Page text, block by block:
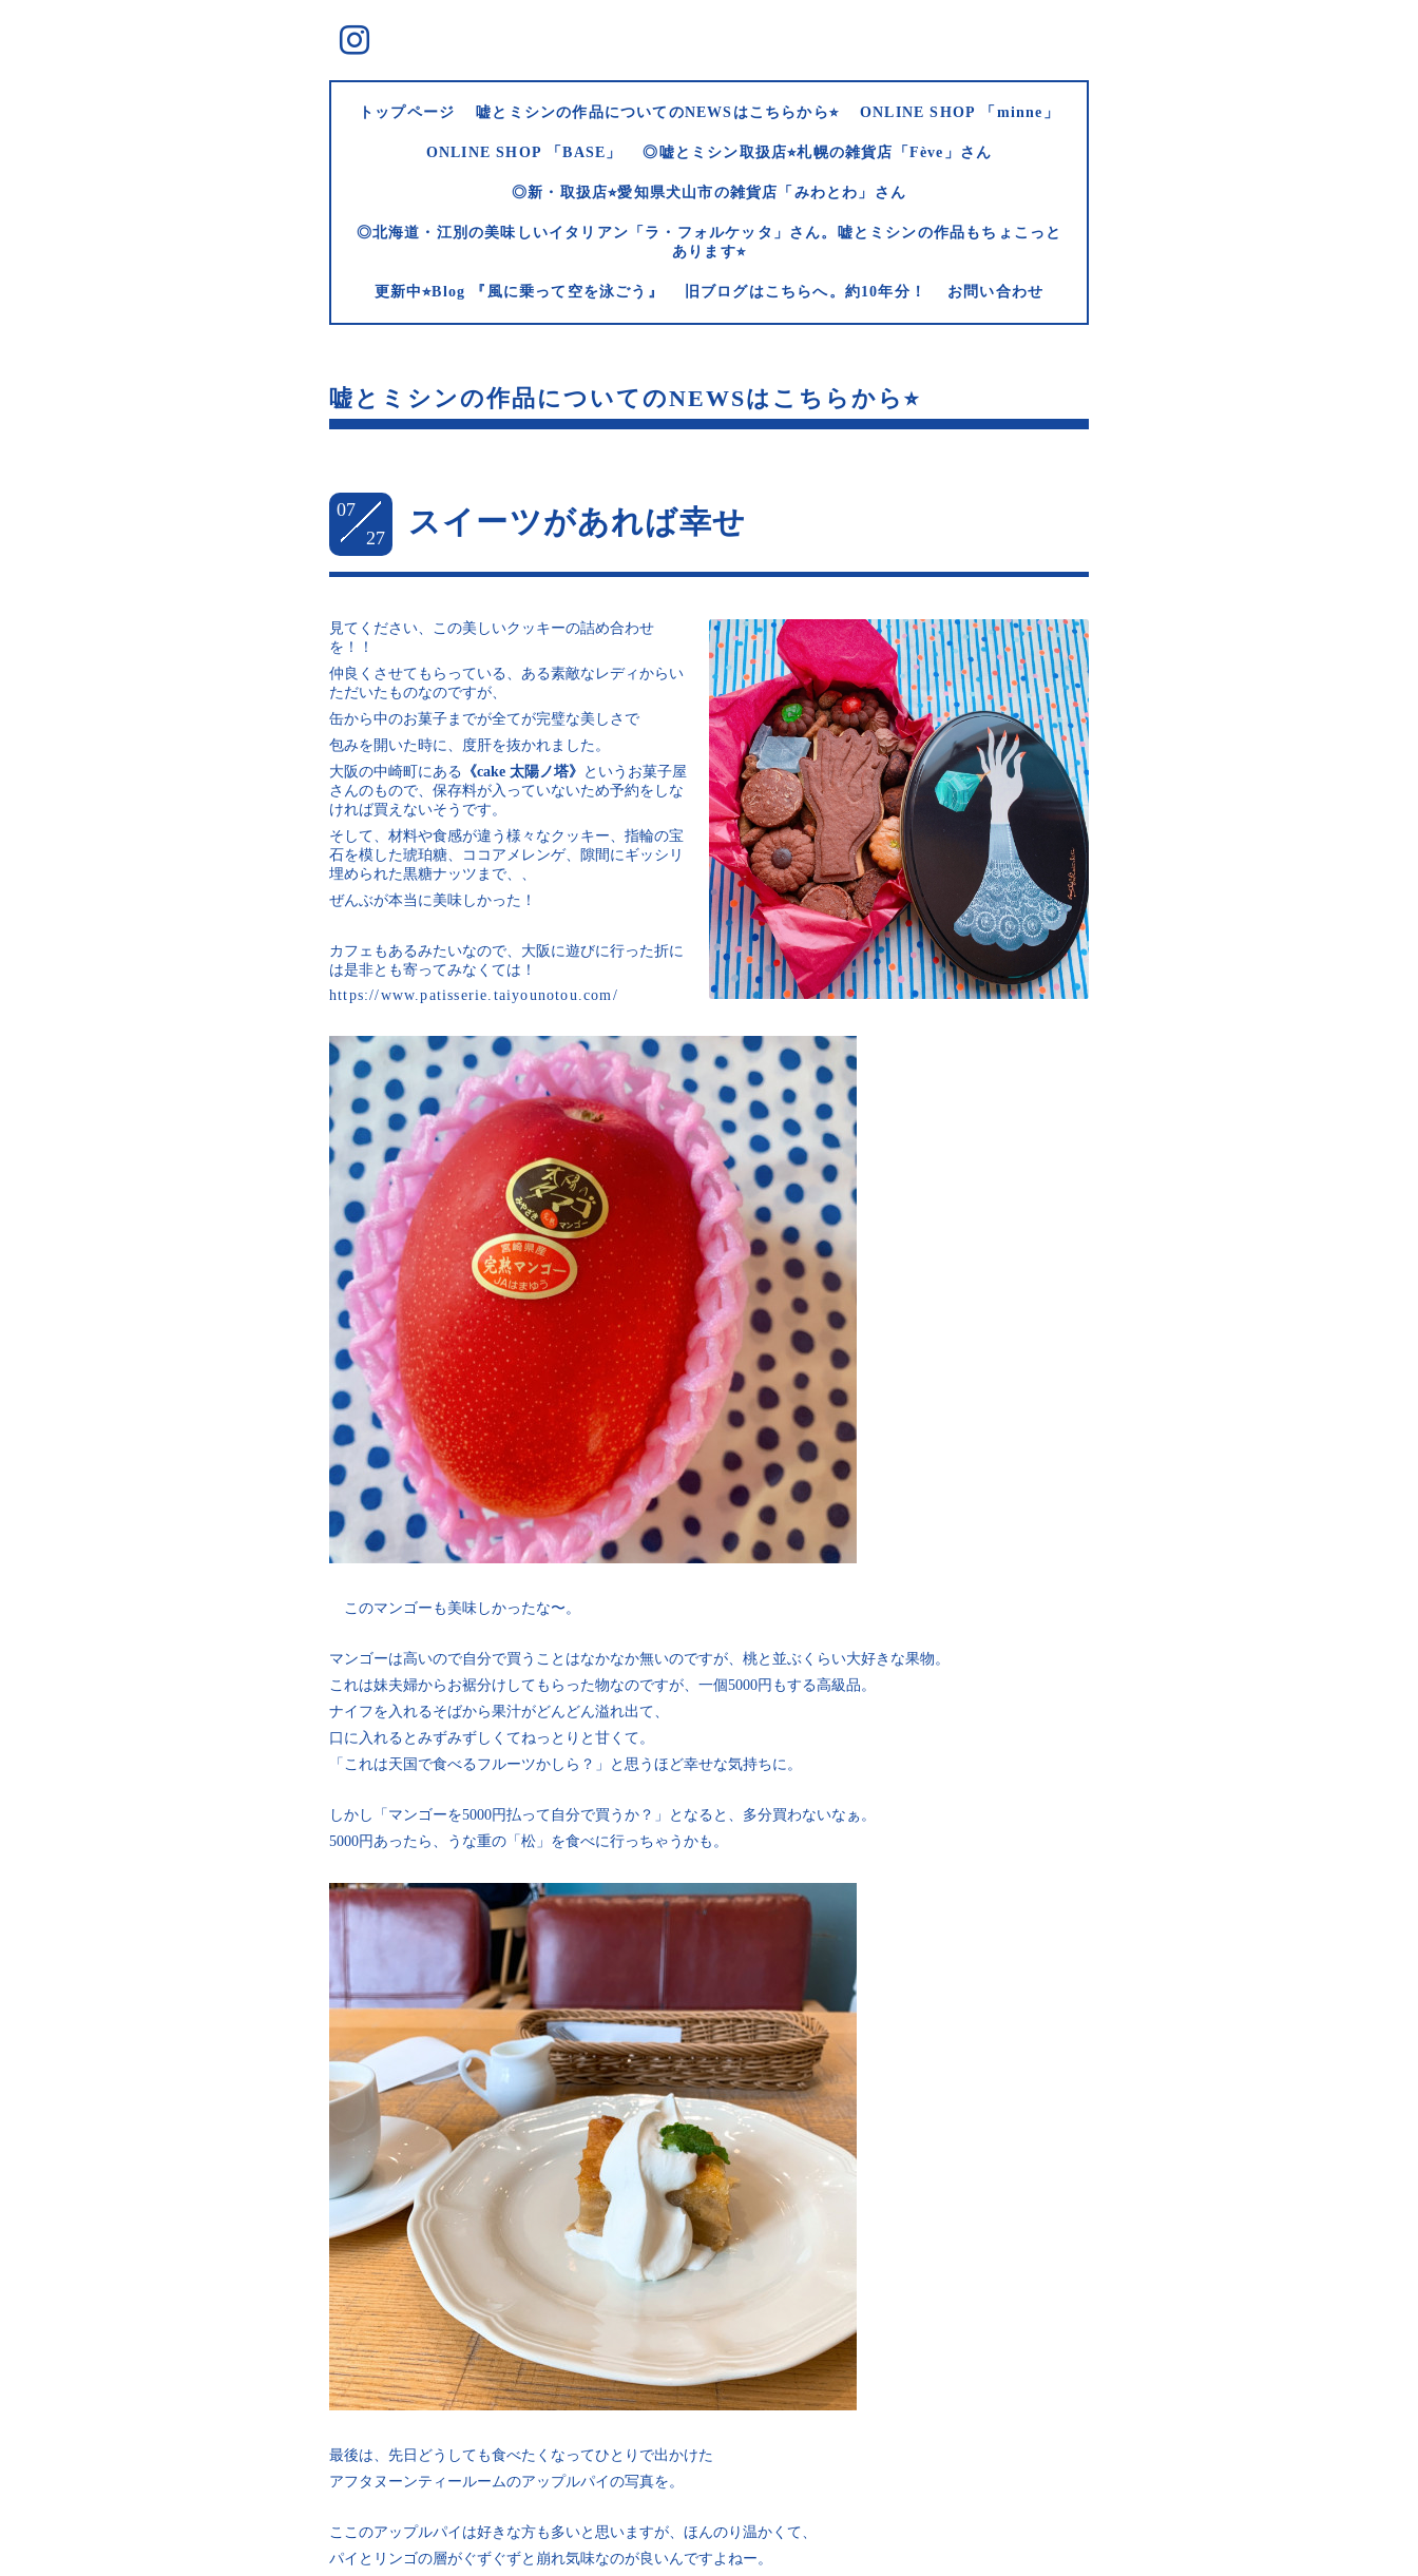
トップページ 嘘とミシンの作品についてのNEWSはこちらから⭐︎ ONLINE SHOP 「minne」
ONLINE SHOP 「BASE」 ◎嘘とミシン取扱店⭐︎札幌の雑貨店「Fève」さん
◎新・取扱店⭐︎愛知県犬山市の雑貨店「みわとわ」さん
◎北海道・江別の美味しいイタリアン「ラ・フォルケッタ」さん。嘘とミシンの作品もちょこっと
あります⭐︎
更新中⭐︎Blog 『風に乗って空を泳ごう』 旧ブログはこちらへ。約10年分！ お問い合わせ
嘘とミシンの作品についてのNEWSはこちらから⭐︎
07
27
スイーツがあれば幸せ
見てください、この美しいクッキーの詰め合わせ
を！！
仲良くさせてもらっている、ある素敵なレディからい
ただいたものなのですが、
缶から中のお菓子までが全てが完璧な美しさで
包みを開いた時に、度肝を抜かれました。
大阪の中崎町にある 《cake 太陽ノ塔》 というお菓子屋
さんのもので、保存料が入っていないため予約をしな
ければ買えないそうです。
そして、材料や食感が違う様々なクッキー、指輪の宝
石を模した琥珀糖、ココアメレンゲ、隙間にギッシリ
埋められた黒糖ナッツまで、、
ぜんぶが本当に美味しかった！
カフェもあるみたいなので、大阪に遊びに行った折に
は是非とも寄ってみなくては！
https://www.patisserie.taiyounotou.com/
このマンゴーも美味しかったな〜。
マンゴーは高いので自分で買うことはなかなか無いのですが、桃と並ぶくらい大好きな果物。
これは妹夫婦からお裾分けしてもらった物なのですが、一個5000円もする高級品。
ナイフを入れるそばから果汁がどんどん溢れ出て、
口に入れるとみずみずしくてねっとりと甘くて。
「これは天国で食べるフルーツかしら？」と思うほど幸せな気持ちに。
しかし「マンゴーを5000円払って自分で買うか？」となると、多分買わないなぁ。
5000円あったら、うな重の「松」を食べに行っちゃうかも。
最後は、先日どうしても食べたくなってひとりで出かけた
アフタヌーンティールームのアップルパイの写真を。
ここのアップルパイは好きな方も多いと思いますが、ほんのり温かくて、
パイとリンゴの層がぐずぐずと崩れ気味なのが良いんですよねー。